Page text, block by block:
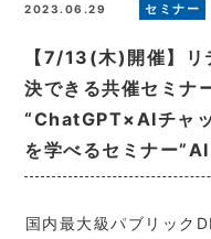
2023.06.29 セミナー
【7/13(木)開催】リ
決できる共催セミナ
“ChatGPT×AIチャ
を学べるセミナー
国内最大級パブリック